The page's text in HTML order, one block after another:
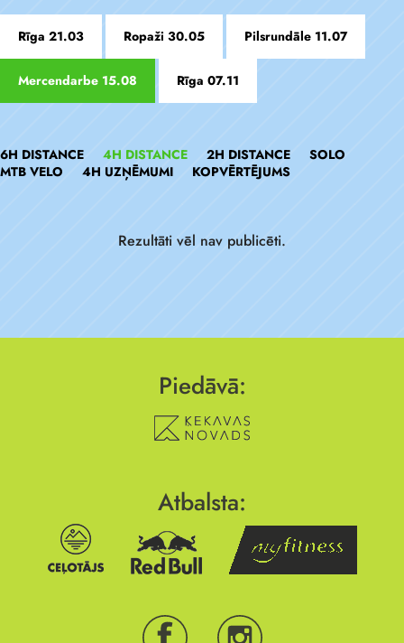
Rīga 21.03 Ropaži 30.05 Pilsrundāle 11.07
Mercendarbe 15.08 Rīga 07.11
6H DISTANCE 4H DISTANCE 2H DISTANCE
SOLO
MTB VELO
4H UZŅĒMUMI KOPVĒRTĒJUMS
Rezultāti vēl nav publicēti.
Piedāvā:
Atbalsta: